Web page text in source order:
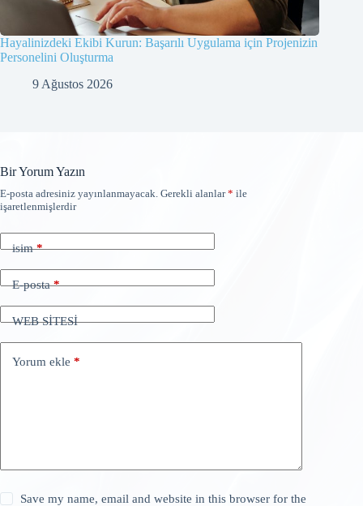
Hayalinizdeki Ekibi Kurun: Başarılı Uygulama için Projenizin
Personelini Oluşturma
9 Ağustos 2026
Bir Yorum Yazın
E-posta adresiniz yayınlanmayacak. Gerekli alanlar* ile
işaretlenmişlerdir
isim*
E-posta*
WEB SİTESİ
Yorum ekle *
Save my name, email and website in this browser for the